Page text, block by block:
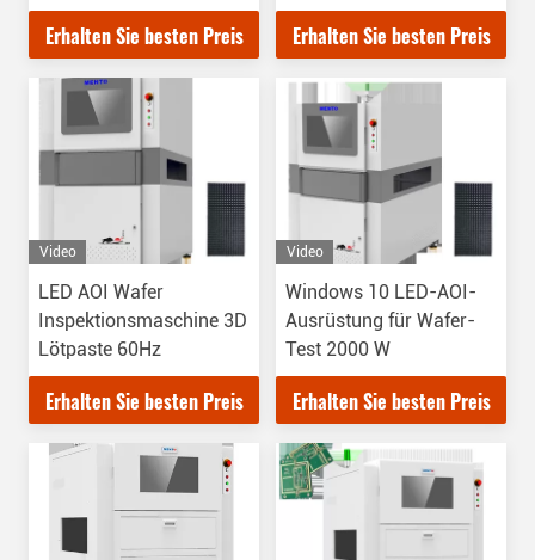
Erhalten Sie besten Preis
hochauflösend
Erhalten Sie besten Preis
Video
LED AOI Wafer
Inspektionsmaschine 3D
Lötpaste 60Hz
Erhalten Sie besten Preis
Video
Windows 10 LED-AOI-
Ausrüstung für Wafer-
Test 2000 W
Erhalten Sie besten Preis